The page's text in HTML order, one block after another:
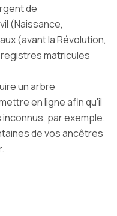
de
(Naissance,
(avant la Révolution,
matricules
un arbre
en ligne afin qu'il
par exemple.
de vos ancêtres